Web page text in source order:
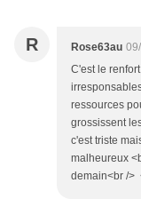
R Rose63au
C'est le
ressources
grossissent
c'est triste
malheureux
demain<br />